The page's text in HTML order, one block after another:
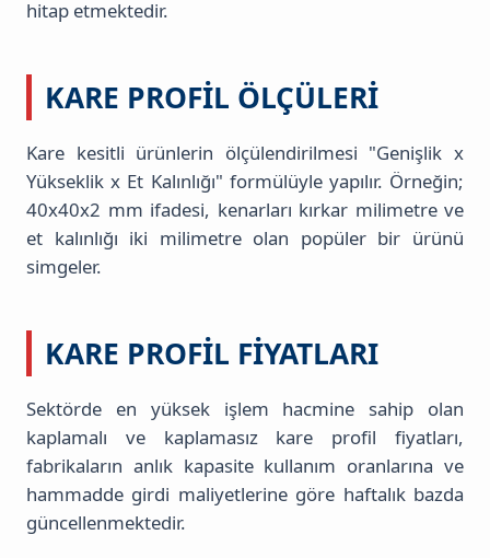
hitap etmektedir.
KARE PROFIL ÖLÇÜLERI
Kare kesitli ürünlerin ölçülendirilmesi "Genişlik x
Yükseklik x Et Kalınlığı" formülüyle yapılır. Örneğin;
40x40x2 mm ifadesi, kenarları kırkar milimetre ve
et kalınlığı iki milimetre olan popüler bir ürünü
simgeler.
KARE PROFIL FIYATLARI
Sektörde en yüksek işlem hacmine sahip olan
kaplamalı ve kaplamasız kare profil fiyatları,
fabrikaların anlık kapasite kullanım oranlarına ve
hammadde girdi maliyetlerine göre haftalık bazda
güncellenmektedir.